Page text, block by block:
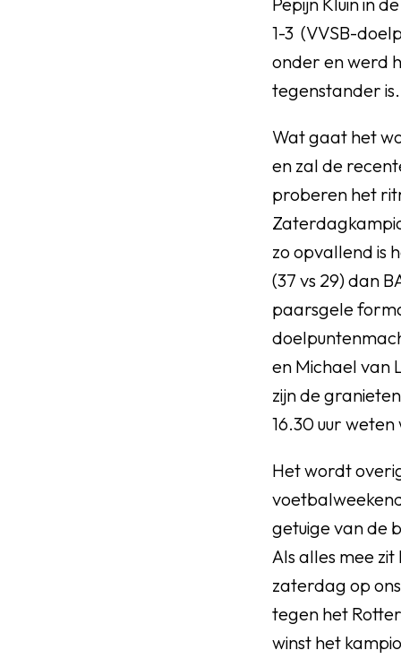
1-3 (VVSB-
onder en werd
tegenstander is.
Wat gaat het
en zal de
proberen het
zo opvallend is
(37 vs 29) dan
paarsgele
en Michael van
zijn de
16.30 uur
Het wordt
getuige van de
Als alles mee
zaterdag op
tegen het
winst het